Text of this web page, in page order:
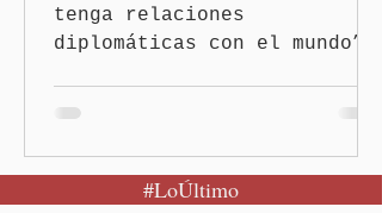
tenga relaciones
diplomáticas con el mundo”,
Sheinbaum Pardo anunció el
restablecimiento de las
#LoÚltimo